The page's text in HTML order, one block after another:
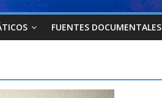
FUENTES DOCUMENTALES